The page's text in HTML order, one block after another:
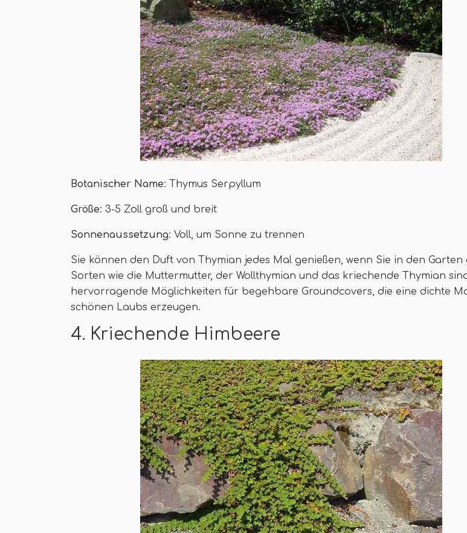
Botanischer Name: Thymus Serpyllum
Größe: 3-5 Zoll groß und breit
Sonnenaussetzung: Voll, um Sonne zu trennen
Sie können den Duft von Thymian jedes Mal genießen, wenn Sie in den Garten
Sorten wie die Muttermutter, der Wollthymian und das kriechende Thymian
hervorragende Möglichkeiten für begehbare Groundcovers, die eine dichte
schönen Laubs erzeugen.
4. Kriechende Himbeere